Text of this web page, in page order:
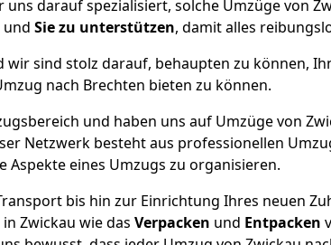
darauf spezialisiert, solche Umzüge von
und Sie zu unterstützen, damit alles
wir sind stolz darauf, behaupten zu können,
nach Brechten bieten zu können.
und haben uns auf Umzüge von
Netzwerk besteht aus professionellen
Aspekte eines Umzugs zu organisieren.
bis hin zur Einrichtung Ihres neuen
Zwickau wie das Verpacken und Entpacken